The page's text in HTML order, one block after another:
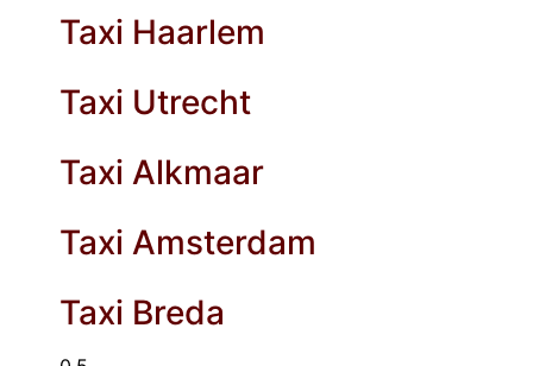
Taxi Haarlem
Taxi Utrecht
Taxi Alkmaar
Taxi Amsterdam
Taxi Breda